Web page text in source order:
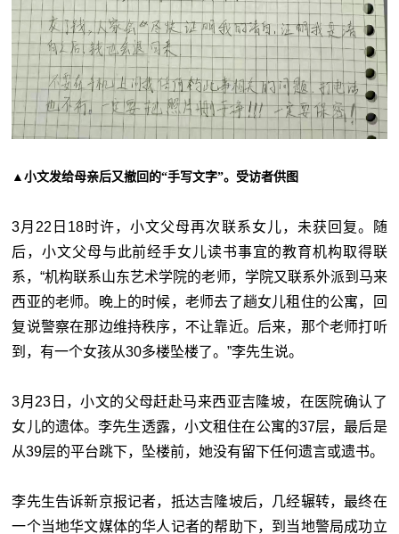
▲小文发给母亲后又撤回的“手写文字”。受访者供图
3月22日18时许，小文父母再次联系女儿，未获回复。随
后，小文父母与此前经手女儿读书事宜的教育机构取得联
系，“机构联系山东艺术学院的老师，学院又联系外派到马来
西亚的老师。晚上的时候，老师去了趟女儿租住的公寓，回
复说警察在那边维持秩序，不让靠近。后来，那个老师打听
到，有一个女孩从30多楼坠楼了。”李先生说。
3月23日，小文的父母赶赴马来西亚吉隆坡，在医院确认了
女儿的遗体。李先生透露，小文租住在公寓的37层，最后是
从39层的平台跳下，坠楼前，她没有留下任何遗言或遗书。
李先生告诉新京报记者，抵达吉隆坡后，几经辗转，最终在
一个当地华文媒体的华人记者的帮助下，到当地警局成功立